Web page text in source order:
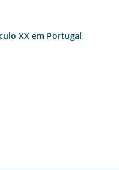
XX em Portugal